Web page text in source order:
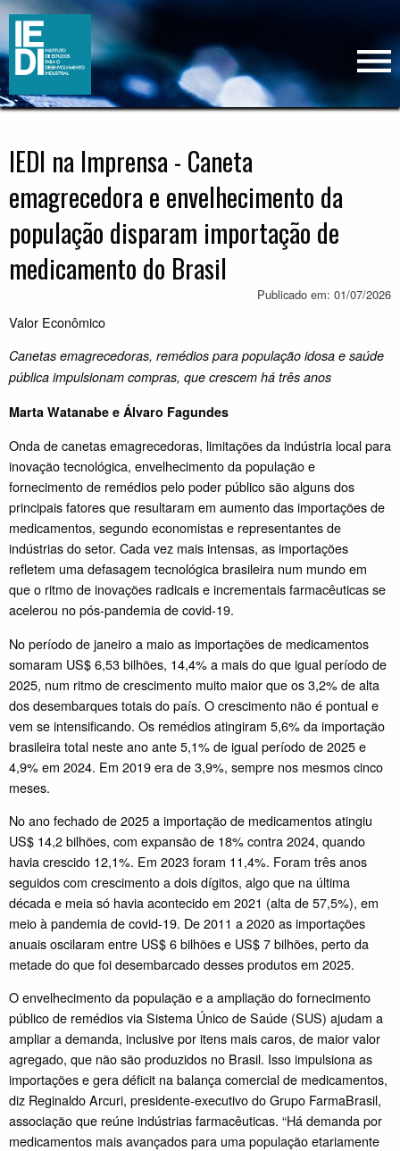
IEDI na Imprensa - Caneta
emagrecedora e envelhecimento da
população disparam importação de
medicamento do Brasil
Publicado em: 01/07/2026
Valor Econômico
Canetas emagrecedoras, remédios para população idosa e saúde
pública impulsionam compras, que crescem há três anos
Marta Watanabe e Álvaro Fagundes
Onda de canetas emagrecedoras, limitações da indústria local para
inovação tecnológica, envelhecimento da população e
fornecimento de remédios pelo poder público são alguns dos
principais fatores que resultaram em aumento das importações de
medicamentos, segundo economistas e representantes de
indústrias do setor. Cada vez mais intensas, as importações
refletem uma defasagem tecnológica brasileira num mundo em
que o ritmo de inovações radicais e incrementais farmacêuticas se
acelerou no pós-pandemia de covid-19.
No período de janeiro a maio as importações de medicamentos
somaram US$ 6,53 bilhões, 14,4% a mais do que igual período de
2025, num ritmo de crescimento muito maior que os 3,2% de alta
dos desembarques totais do país. O crescimento não é pontual e
vem se intensificando. Os remédios atingiram 5,6% da importação
brasileira total neste ano ante 5,1% de igual período de 2025 e
4,9% em 2024. Em 2019 era de 3,9%, sempre nos mesmos cinco
meses.
No ano fechado de 2025 a importação de medicamentos atingiu
US$ 14,2 bilhões, com expansão de 18% contra 2024, quando
havia crescido 12,1%. Em 2023 foram 11,4%. Foram três anos
seguidos com crescimento a dois dígitos, algo que na última
década e meia só havia acontecido em 2021 (alta de 57,5%), em
meio à pandemia de covid-19. De 2011 a 2020 as importações
anuais oscilaram entre US$ 6 bilhões e US$ 7 bilhões, perto da
metade do que foi desembarcado desses produtos em 2025.
O envelhecimento da população e a ampliação do fornecimento
público de remédios via Sistema Único de Saúde (SUS) ajudam a
ampliar a demanda, inclusive por itens mais caros, de maior valor
agregado, que não são produzidos no Brasil. Isso impulsiona as
importações e gera déficit na balança comercial de medicamentos,
diz Reginaldo Arcuri, presidente-executivo do Grupo FarmaBrasil,
associação que reúne indústrias farmacêuticas. “Há demanda por
medicamentos mais avançados para uma população etariamente